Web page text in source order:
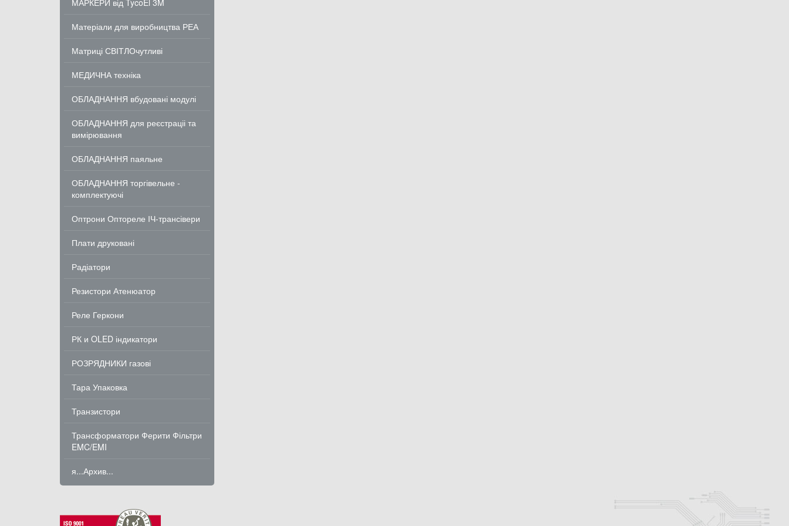
МАРКЕРИ від TycoEl 3M
Матеріали для виробництва РЕА
Матриці СВІТЛОчутливі
МЕДИЧНА техніка
ОБЛАДНАННЯ вбудовані модулі
ОБЛАДНАННЯ для реєстраціі та
вимірювання
ОБЛАДНАННЯ паяльне
ОБЛАДНАННЯ торгівельне -
комплектуючі
Оптрони Оптореле ІЧ-трансівери
Плати друковані
Радіатори
Резистори Атенюатор
Реле Геркони
РК и OLED індикатори
РОЗРЯДНИКИ газові
Тара Упаковка
Транзистори
Трансформатори Ферити Фільтри
EMC/EMI
я...Архив...